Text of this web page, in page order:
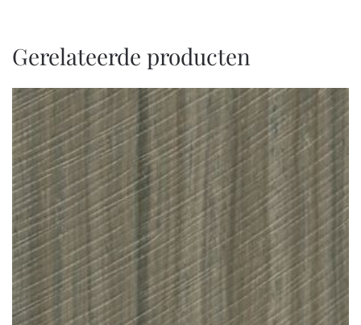
Gerelateerde producten